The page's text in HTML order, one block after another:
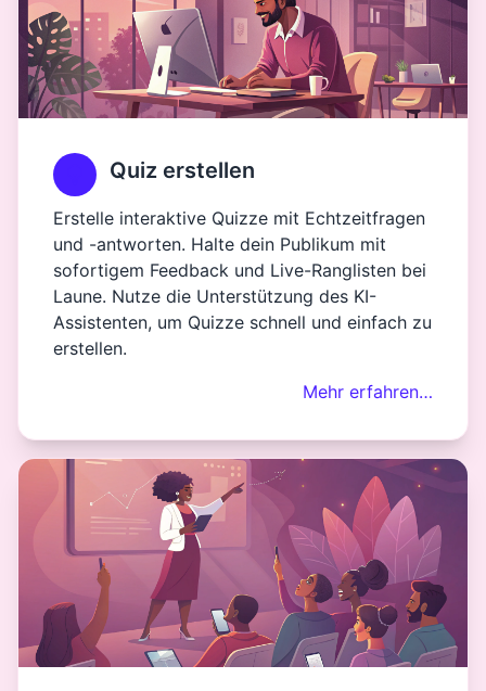
Quiz erstellen
Erstelle interaktive Quizze mit Echtzeitfragen
und -antworten. Halte dein Publikum mit
sofortigem Feedback und Live-Ranglisten bei
Laune. Nutze die Unterstützung des KI-
Assistenten, um Quizze schnell und einfach zu
erstellen.
Mehr erfahren…